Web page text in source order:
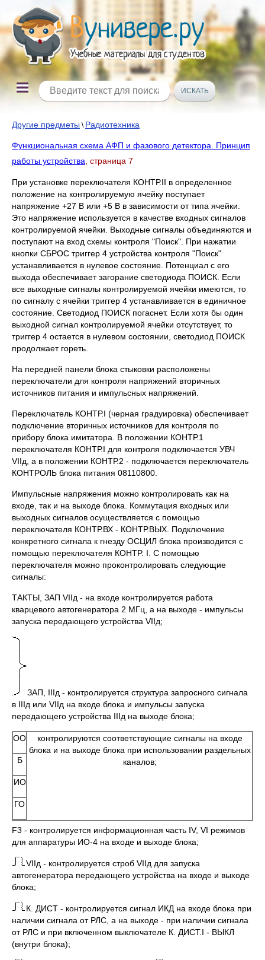
Другие предметы \ Радиотехника
Функциональная схема АФП и фазового детектора. Принцип
работы устройства , страница 7
При установке переключателя КОНТР.II в определенное
положение на контролируемую ячейку поступает
напряжение +27 В или +5 В в зависимости от типа ячейки.
Это напряжение используется в качестве входных сигналов
контролируемой ячейки. Выходные сигналы объединяются и
поступают на вход схемы контроля "Поиск". При нажатии
кнопки СБРОС триггер 4 устройства контроля "Поиск"
устанавливается в нулевое состояние. Потенциал с его
выхода обеспечивает загорание светодиода ПОИСК. Если
все выходные сигналы контролируемой ячейки имеются, то
по сигналу с ячейки триггер 4 устанавливается в единичное
состояние. Светодиод ПОИСК погаснет. Если хотя бы один
выходной сигнал контролируемой ячейки отсутствует, то
триггер 4 остается в нулевом состоянии, светодиод ПОИСК
продолжает гореть.
На передней панели блока стыковки расположены
переключатели для контроля напряжений вторичных
источников питания и импульсных напряжений.
Переключатель КОНТР.I (черная градуировка) обеспечивает
подключение вторичных источников для контроля по
прибору блока имитатора. В положении КОНТР.1
переключателя КОНТР.I для контроля подключается УВЧ
VIIд, а в положении КОНТР.2 - подключается переключатель
КОНТРОЛЬ блока питания 08110800.
Импульсные напряжения можно контролировать как на
входе, так и на выходе блока. Коммутация входных или
выходных сигналов осуществляется с помощью
переключателя КОНТР.ВХ - КОНТР.ВЫХ. Подключение
конкретного сигнала к гнезду ОСЦИЛ блока производится с
помощью переключателя КOHTP. I. С помощью
переключателя можно проконтролировать следующие
сигналы:
ТАКТЫ, ЗАП VIIд - на входе контролируется работа
кварцевого автогенератора 2 МГц, а на выходе - импульсы
запуска передающего устройства VIIд;
ЗАП, IIIд - контролируется структура запросного сигнала
в IIIд или VIIд на входе блока и импульсы запуска
передающего устройства IIIд на выходе блока;
ОО
контролируются соответствующие сигналы на входе
блока и на выходе блока при использовании раздельных
каналов;
Б
ИО
ГО
F3 - контролируется информационная часть IV, VI режимов
для аппаратуры ИО-4 на входе и выходе блока;
VIIд - контролируется строб VIIд для запуска
автогенератора передающего устройства на входе и выходе
блока;
К. ДИСТ - контролируется сигнал ИКД на входе блока при
наличии сигнала от РЛС, а на выходе - при наличии сигнала
от РЛС и при включенном выключателе К. ДИСТ.I - ВЫКЛ
(внутри блока);